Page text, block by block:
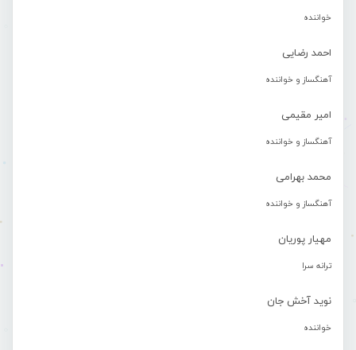
خواننده
احمد رضایی
آهنگساز و خواننده
امیر مقیمی
آهنگساز و خواننده
محمد بهرامی
آهنگساز و خواننده
مهیار پوریان
ترانه سرا
نوید آخش جان
خواننده